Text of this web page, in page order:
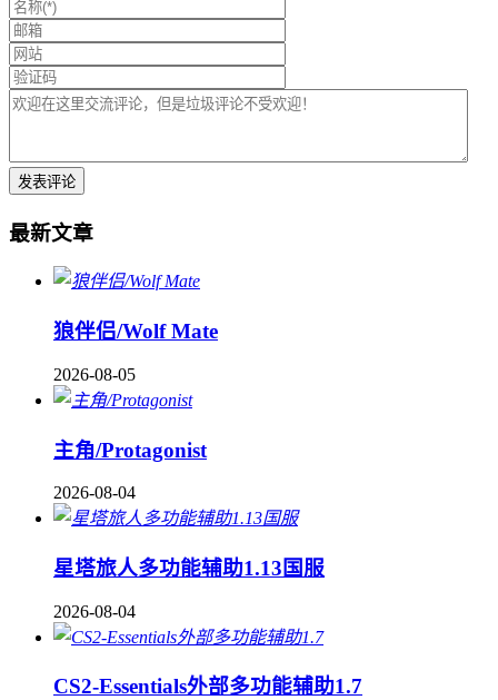
最新文章
狼伴侣/Wolf Mate
2026-08-05
主角/Protagonist
2026-08-04
星塔旅人多功能辅助1.13国服
2026-08-04
CS2-Essentials外部多功能辅助1.7